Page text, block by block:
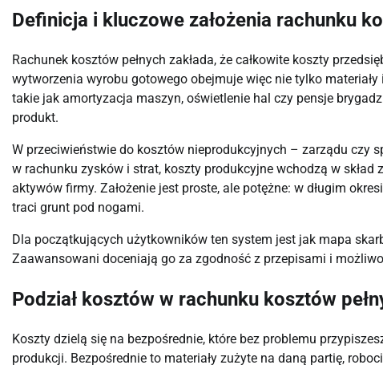
Definicja i kluczowe założenia rachunku
Rachunek kosztów pełnych zakłada, że całkowite koszty
wytworzenia wyrobu gotowego obejmuje więc nie tylko
takie jak amortyzacja maszyn, oświetlenie hal czy pensje
produkt.
W przeciwieństwie do kosztów nieprodukcyjnych – zarządu czy
w rachunku zysków i strat, koszty produkcyjne wchodzą w
aktywów firmy. Założenie jest proste, ale potężne: w długim
traci grunt pod nogami.
Dla początkujących użytkowników ten system jest jak mapa
Zaawansowani doceniają go za zgodność z przepisami i
Podział kosztów w rachunku kosztów
Koszty dzielą się na bezpośrednie, które bez problemu
produkcji. Bezpośrednie to materiały zużyte na daną partię,